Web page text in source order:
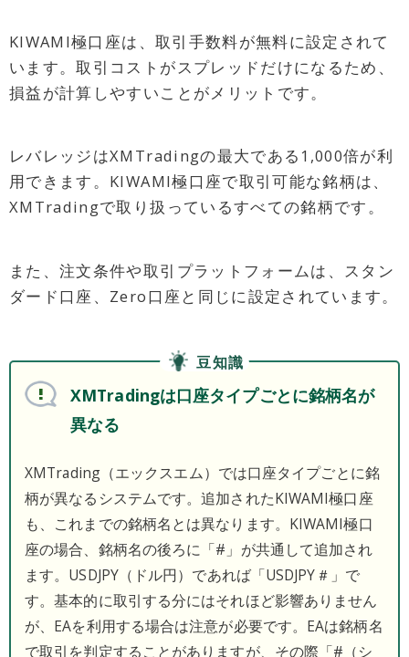
KIWAMI極口座は、取引手数料が無料に設定されて
います。取引コストがスプレッドだけになるため、
損益が計算しやすいことがメリットです。
レバレッジはXMTradingの最大である1,000倍が利
用できます。KIWAMI極口座で取引可能な銘柄は、
XMTradingで取り扱っているすべての銘柄です。
また、注文条件や取引プラットフォームは、スタン
ダード口座、Zero口座と同じに設定されています。
豆知識
XMTradingは口座タイプごとに銘柄名が
異なる
XMTrading（エックスエム）では口座タイプごとに銘
柄が異なるシステムです。追加されたKIWAMI極口座
も、これまでの銘柄名とは異なります。KIWAMI極口
座の場合、銘柄名の後ろに「#」が共通して追加され
ます。USDJPY（ドル円）であれば「USDJPY＃」で
す。基本的に取引する分にはそれほど影響ありません
が、EAを利用する場合は注意が必要です。EAは銘柄名
で取引を判定することがありますが、その際「#（シ